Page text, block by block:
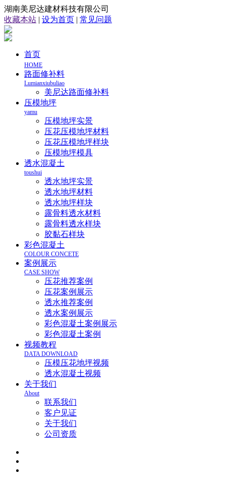
湖南美尼达建材科技有限公司
收藏本站 | 设为首页 | 常见问题
首页
HOME
路面修补料
Lumianxiubuliao
美尼达路面修补料
压模地坪
yamu
压模地坪实景
压花压模地坪材料
压花压模地坪样块
压模地坪模具
透水混凝土
toushui
透水地坪实景
透水地坪材料
透水地坪样块
露骨料透水材料
露骨料透水样块
胶黏石样块
彩色混凝土
COLOUR CONCETE
案例展示
CASE SHOW
压花推荐案例
压花案例展示
透水推荐案例
透水案例展示
彩色混凝土案例展示
彩色混凝土案例
视频教程
DATA DOWNLOAD
压模压花地坪视频
透水混凝土视频
关于我们
About
联系我们
客户见证
关于我们
公司资质